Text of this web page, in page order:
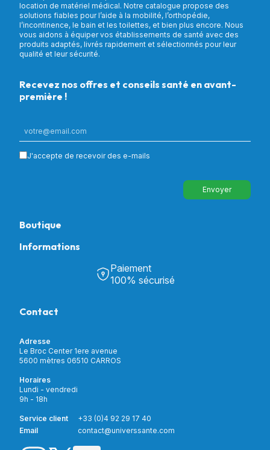
location de matériel médical. Notre catalogue propose des
solutions fiables pour l’aide à la mobilité, l’orthopédie,
l’incontinence, le bain et les toilettes, et bien plus encore. Nous
vous aidons à équiper vos établissements de santé avec des
produits adaptés, livrés rapidement et sélectionnés pour leur
qualité et leur sécurité.
Recevez nos offres et conseils santé en avant-
première !
J'accepte de recevoir des e-mails
Envoyer
Boutique
Puériculture
Incontinence
Soins & Diagnostic
Aide à la mobilité
Matériel de location
Nouveautés
Promotions
Prix barrés
Informations
Découvrir Univers Santé
Notre catalogue
Mon compte
Livraison et paiement
Paiement
100% sécurisé
Contact
Adresse
Le Broc Center 1ere avenue
5600 mètres 06510 CARROS
Horaires
Lundi - vendredi
9h - 18h
Service client
+33 (0)4 92 29 17 40
Email
contact@universsante.com